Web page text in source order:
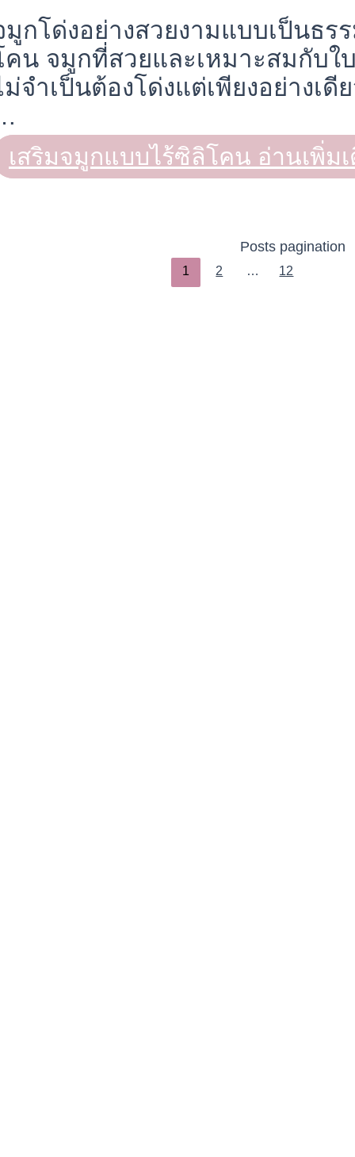
มูกโด่งอย่างสวยงามแบบเป็นธร
คน จมูกที่สวยและเหมาะสมกับใ
ม่จำเป็นต้องโด่งแต่เพียงอย่างเดี
เสริมจมูกแบบไร้ซิลิโคน อ่านเพิ่ม
Posts pagination
1 2 … 12